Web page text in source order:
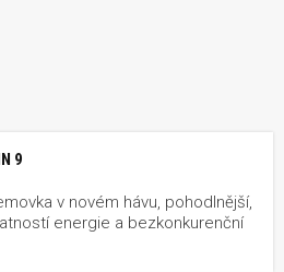
9
v novém hávu, pohodlnější,
energie a bezkonkurenční